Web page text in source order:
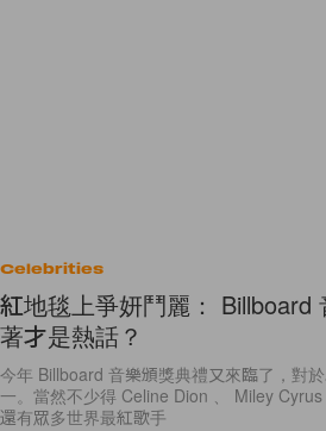
Celebrities
紅地毯上爭妍鬥麗： Billboard
著才是熱話？
今年 Billboard 音樂頒獎典禮又來臨了，對
一。當然不少得 Celine Dion 、 Miley
還有眾多世界最紅歌手